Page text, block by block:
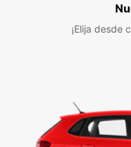
¡Elija desde